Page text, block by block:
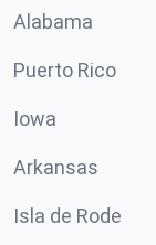
Alabama
Puerto Rico
Iowa
Arkansas
Isla de Rode